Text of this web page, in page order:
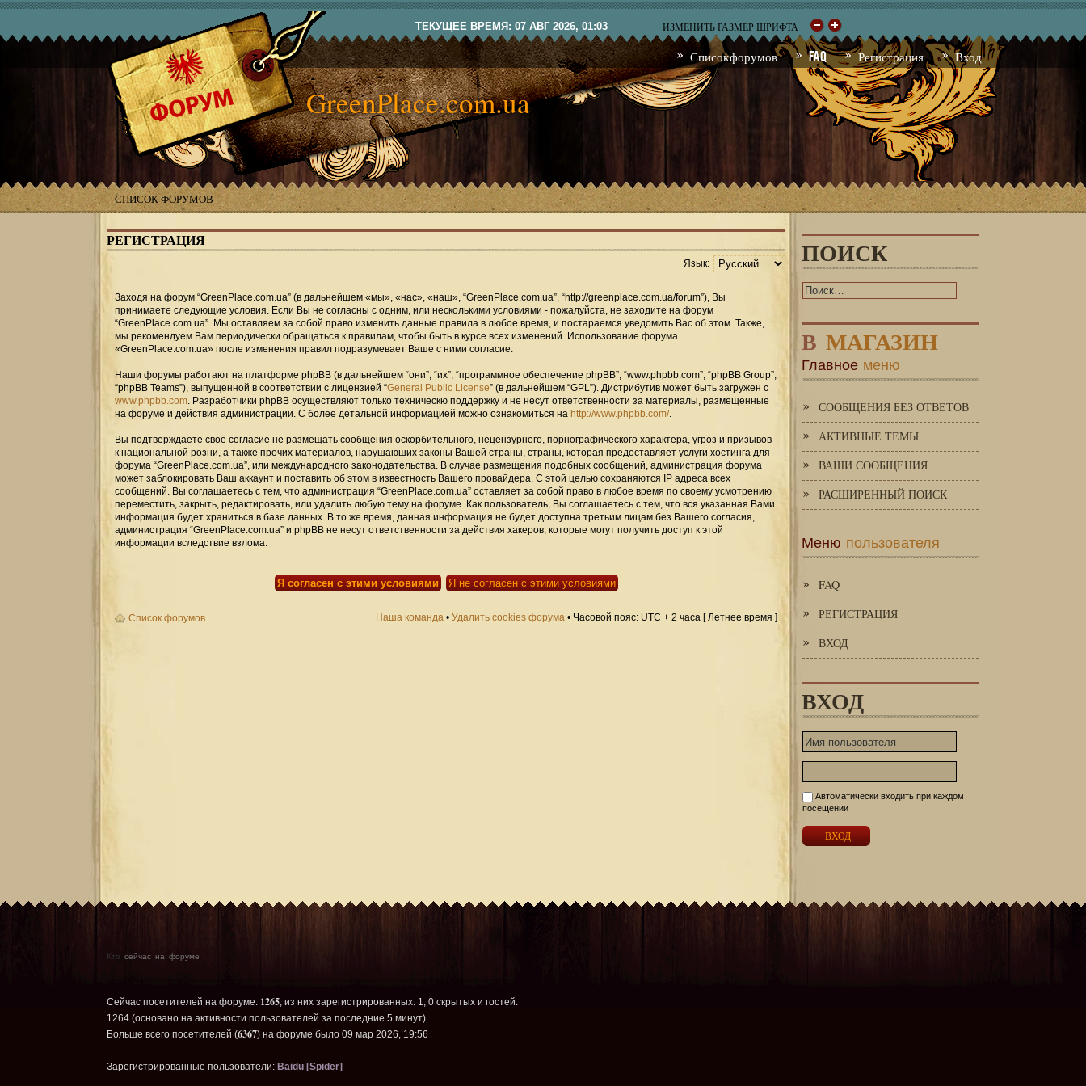
ТЕКУЩЕЕ ВРЕМЯ: 07 АВГ 2026, 01:03 ИЗМЕНИТЬ РАЗМЕР ШРИФТА
Список форумов FAQ Регистрация Вход
GreenPlace.com.ua
СПИСОК ФОРУМОВ
РЕГИСТРАЦИЯ
Язык:
Заходя на форум “GreenPlace.com.ua” (в дальнейшем «мы», «нас», «наш», “GreenPlace.com.ua”, “http://greenplace.com.ua/forum”), Вы
принимаете следующие условия. Если Вы не согласны с одним, или несколькими условиями - пожалуйста, не заходите на форум
“GreenPlace.com.ua”. Мы оставляем за собой право изменить данные правила в любое время, и постараемся уведомить Вас об этом. Также,
мы рекомендуем Вам периодически обращаться к правилам, чтобы быть в курсе всех изменений. Использование форума
«GreenPlace.com.ua» после изменения правил подразумевает Ваше с ними согласие.
Наши форумы работают на платформе phpBB (в дальнейшем “они”, “их”, “программное обеспечение phpBB”, “www.phpbb.com”, “phpBB Group”,
“phpBB Teams”), выпущенной в соответствии с лицензией “General Public License” (в дальнейшем “GPL”). Дистрибутив может быть загружен с
www.phpbb.com. Разработчики phpBB осуществляют только техническю поддержку и не несут ответственности за материалы, размещенные
на форуме и действия администрации. С более детальной информацией можно ознакомиться на http://www.phpbb.com/.
Вы подтверждаете своё согласие не размещать сообщения оскорбительного, нецензурного, порнографического характера, угроз и призывов
к национальной розни, а также прочих материалов, нарушаюших законы Вашей страны, страны, которая предоставляет услуги хостинга для
форума “GreenPlace.com.ua”, или международного законодательства. В случае размещения подобных сообщений, администрация форума
может заблокировать Ваш аккаунт и поставить об этом в известность Вашего провайдера. С этой целью сохраняются IP адреса всех
сообщений. Вы соглашаетесь с тем, что администрация “GreenPlace.com.ua” оставляет за собой право в любое время по своему усмотрению
переместить, закрыть, редактировать, или удалить любую тему на форуме. Как пользователь, Вы соглашаетесь с тем, что вся указанная Вами
информация будет храниться в базе данных. В то же время, данная информация не будет доступна третьим лицам без Вашего согласия,
администрация “GreenPlace.com.ua” и phpBB не несут ответственности за действия хакеров, которые могут получить доступ к этой
информации вследствие взлома.
Список форумов Наша команда • Удалить cookies форума • Часовой пояс: UTC + 2 часа [ Летнее время ]
ПОИСК
В МАГАЗИН
Главное меню
СООБЩЕНИЯ БЕЗ ОТВЕТОВ
АКТИВНЫЕ ТЕМЫ
ВАШИ СООБЩЕНИЯ
РАСШИРЕННЫЙ ПОИСК
Меню пользователя
FAQ
РЕГИСТРАЦИЯ
ВХОД
ВХОД
Автоматически входить при каждом
посещении
Кто сейчас на форуме
Сейчас посетителей на форуме: 1265, из них зарегистрированных: 1, 0 скрытых и гостей:
1264 (основано на активности пользователей за последние 5 минут)
Больше всего посетителей (6367) на форуме было 09 мар 2026, 19:56
Зарегистрированные пользователи: Baidu [Spider]